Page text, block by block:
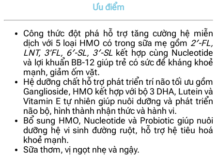
Ưu điểm
Công thức đột phá hỗ trợ tăng cường hệ miễn
dịch với 5 loại HMO có trong sữa mẹ gồm 2′-FL,
LNT, 3’FL, 6′-SL, 3′-SL kết hợp cùng Nucleotide
và lợi khuẩn BB-12 giúp trẻ có sức đề kháng khoẻ
mạnh, giảm ốm vặt.
Hệ dưỡng chất hỗ trợ phát triển trí não tối ưu gồm
Ganglioside, HMO kết hợp với bộ 3 DHA, Lutein và
Vitamin E tự nhiên giúp nuôi dưỡng và phát triển
não bộ, hình thành nhận thức và hành vi.
Bổ sung HMO, Nucleotide và Probiotic giúp nuôi
dưỡng hệ vi sinh đường ruột, hỗ trợ hệ tiêu hoá
khoẻ mạnh.
Sữa thơm, vị ngọt nhẹ và ngậy.